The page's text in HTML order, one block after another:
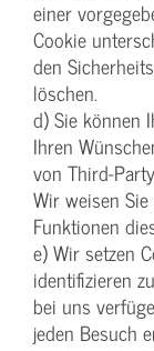
einer
Cookie
den
löschen.
d) Sie können
Ihren
von Third-
Wir weisen
Funktionen
e) Wir setzen
identifizieren
bei uns
jeden Besuch